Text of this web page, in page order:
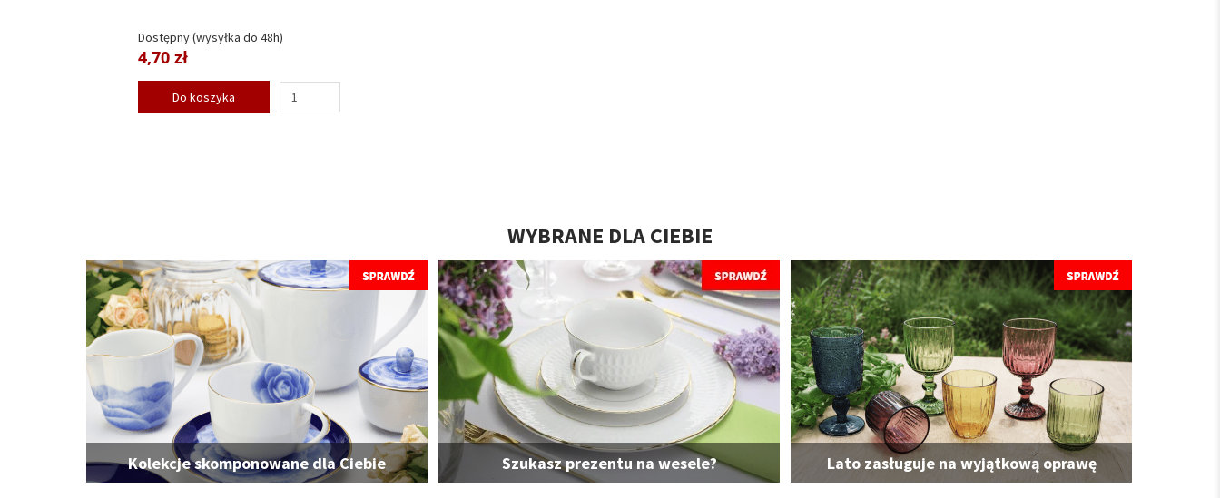
Dostępny (wysyłka do 48h)
4,70 zł
Do koszyka
WYBRANE DLA CIEBIE
Kolekcje skomponowane dla Ciebie Szukasz prezentu na wesele? Lato zasługuje na wyjątkową oprawę